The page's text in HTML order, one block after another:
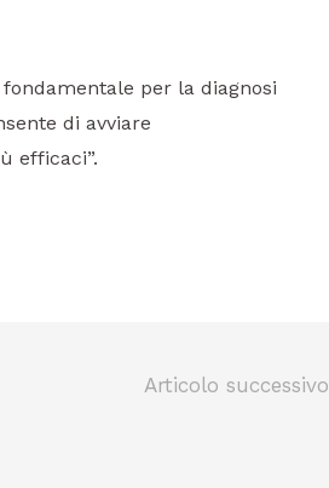
per la diagnosi
di avviare
efficaci”.
Articolo successivo